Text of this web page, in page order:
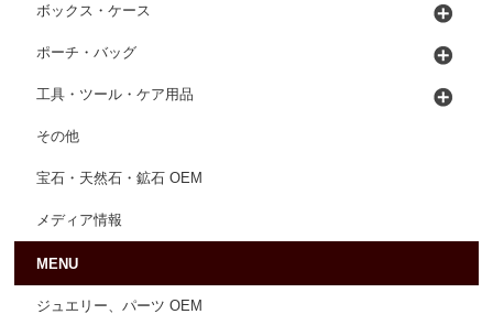
ボックス・ケース
ポーチ・バッグ
工具・ツール・ケア用品
その他
宝石・天然石・鉱石 OEM
メディア情報
MENU
ジュエリー、パーツ OEM